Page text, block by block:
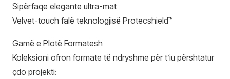
Sipërfaqe elegante ultra-mat
Velvet-touch falë teknologjisë Protecshield™
Gamë e Plotë Formatesh
Koleksioni ofron formate të ndryshme për t’iu përshtatur
çdo projekti: